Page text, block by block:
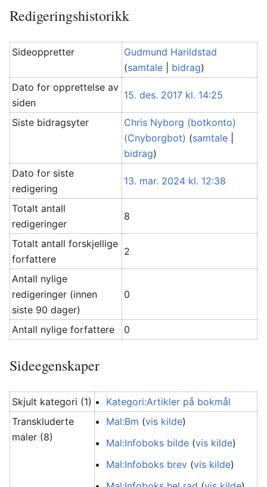
Redigeringshistorikk
Sideoppretter
Gudmund Harildstad
(samtale bidrag)
Dato for opprettelse av
siden
15. des. 2017 kl. 14:25
Siste bidragsyter
Chris Nyborg (botkonto)
(Cnyborgbot) (samtale
bidrag)
Dato for siste
redigering
13. mar. 2024 kl. 12:38
Totalt antall
redigeringer
8
Totalt antall forskjellige
forfattere
2
Antall nylige
redigeringer (innen
siste 90 dager)
0
Antall nylige forfattere 0
Sideegenskaper
Skjult kategori (1)
Kategori:Artikler på bokmål
Transkluderte
maler (8)
Mal:Bm (vis kilde)
Mal:Infoboks bilde (vis kilde)
Mal:Infoboks brev (vis kilde)